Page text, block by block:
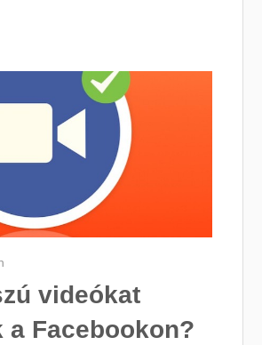
videókat
a Facebookon?